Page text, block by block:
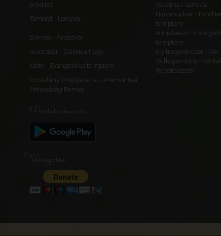
erődítés
Szlatina I. sáncvár
Tömörd - Ilonavár
Háromudvar -
templom
Dömös - Árpádvár
Rimabrézó -
templom
Alsócsitár - Zsibrica hegy
Nyitragerencsér - Vár
Kiéte - Evangélikus templom
Vulkapordány -
(feltételezett)
Oroszlány (Majkpuszta) - Premontrei
Prépostság Romjai
Mobilalkalmazás
Támogatás